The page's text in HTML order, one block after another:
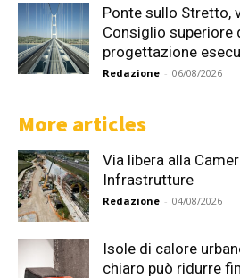
Ponte sullo Stretto,
Consiglio superiore
progettazione
Redazione - 06/08/2026
More articles
Via libera alla
Infrastrutture
Redazione - 04/08/2026
Isole di calore
chiaro può ridurre